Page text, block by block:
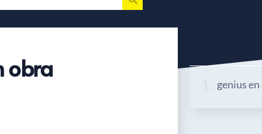
obra
genius